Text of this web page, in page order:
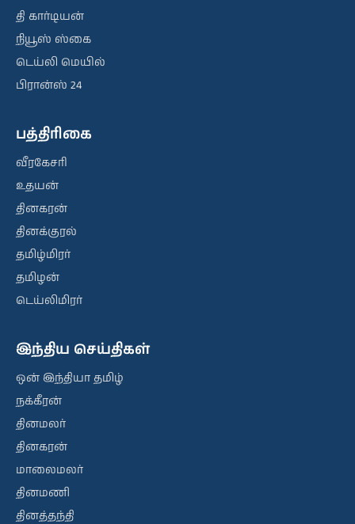
தி கார்டியன்
நியூஸ் ஸ்கை
டெய்லி மெயில்
பிரான்ஸ் 24
பத்திரிகை
வீரகேசரி
உதயன்
தினகரன்
தினக்குரல்
தமிழ்மிரர்
தமிழன்
டெய்லிமிரர்
இந்திய செய்திகள்
ஒன் இந்தியா தமிழ்
நக்கீரன்
தினமலர்
தினகரன்
மாலைமலர்
தினமணி
தினத்தந்தி